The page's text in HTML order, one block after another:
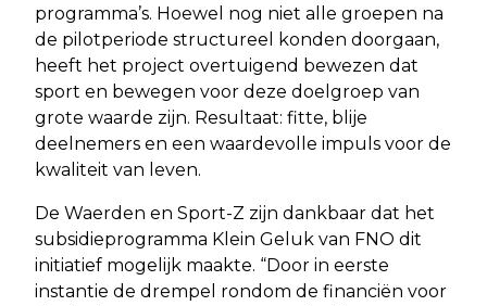
programma’s. Hoewel nog niet alle groepen na
de pilotperiode structureel konden doorgaan,
heeft het project overtuigend bewezen dat
sport en bewegen voor deze doelgroep van
grote waarde zijn. Resultaat: fitte, blije
deelnemers en een waardevolle impuls voor de
kwaliteit van leven.
De Waerden en Sport-Z zijn dankbaar dat het
subsidieprogramma Klein Geluk van FNO dit
initiatief mogelijk maakte. “Door in eerste
instantie de drempel rondom de financiën voor